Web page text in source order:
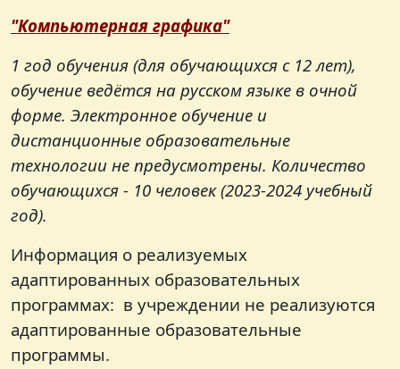
"Компьютерная графика"
1 год обучения (для обучающихся с 12 лет),
обучение ведётся на русском языке в очной
форме. Электронное обучение и
дистанционные образовательные
технологии не предусмотрены. Количество
обучающихся - 10 человек (2023-2024 учебный
год).
Информация о реализуемых
адаптированных образовательных
программах: в учреждении не реализуются
адаптированные образовательные
программы.